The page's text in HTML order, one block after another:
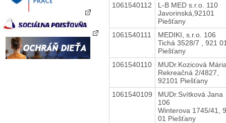
1061540112
L-B MED s.r.o. 110
Javorinská,92101
Piešťany
1061540111
MEDIKI, s.r.o. 106
Tichá 3528/7 , 921
Piešťany
1061540110
MUDr.Kozicová
Rekreačná 2/4827,
92101 Piešťany
1061540109
MUDr.Svítková Jana
106
Winterova 1745/41,
01 Piešťany